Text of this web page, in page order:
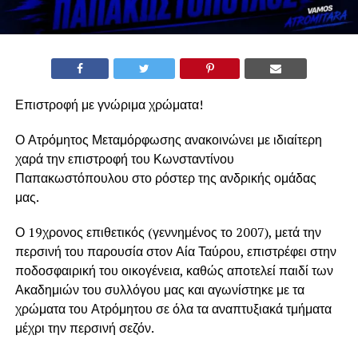
Επιστροφή με γνώριμα χρώματα!
Ο Ατρόμητος Μεταμόρφωσης ανακοινώνει με ιδιαίτερη
χαρά την επιστροφή του Κωνσταντίνου
Παπακωστόπουλου στο ρόστερ της ανδρικής ομάδας
μας.
Ο 19χρονος επιθετικός (γεννημένος το 2007), μετά την
περσινή του παρουσία στον Αία Ταύρου, επιστρέφει στην
ποδοσφαιρική του οικογένεια, καθώς αποτελεί παιδί των
Ακαδημιών του συλλόγου μας και αγωνίστηκε με τα
χρώματα του Ατρόμητου σε όλα τα αναπτυξιακά τμήματα
μέχρι την περσινή σεζόν.